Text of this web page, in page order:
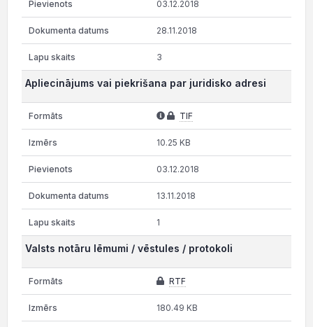
03.12.2018
28.11.2018
3
Apliecinājums vai piekrišana par juridisko adresi
TIF
10.25 KB
03.12.2018
13.11.2018
1
Valsts notāru lēmumi / vēstules / protokoli
RTF
180.49 KB